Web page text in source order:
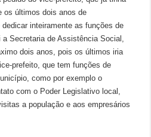
os últimos dois anos de
inteiramente as funções de
Secretaria de Assistência Social,
dois anos, pois os últimos iria
prefeito, que tem funções de
como por exemplo o
com o Poder Legislativo local,
a população e aos empresários